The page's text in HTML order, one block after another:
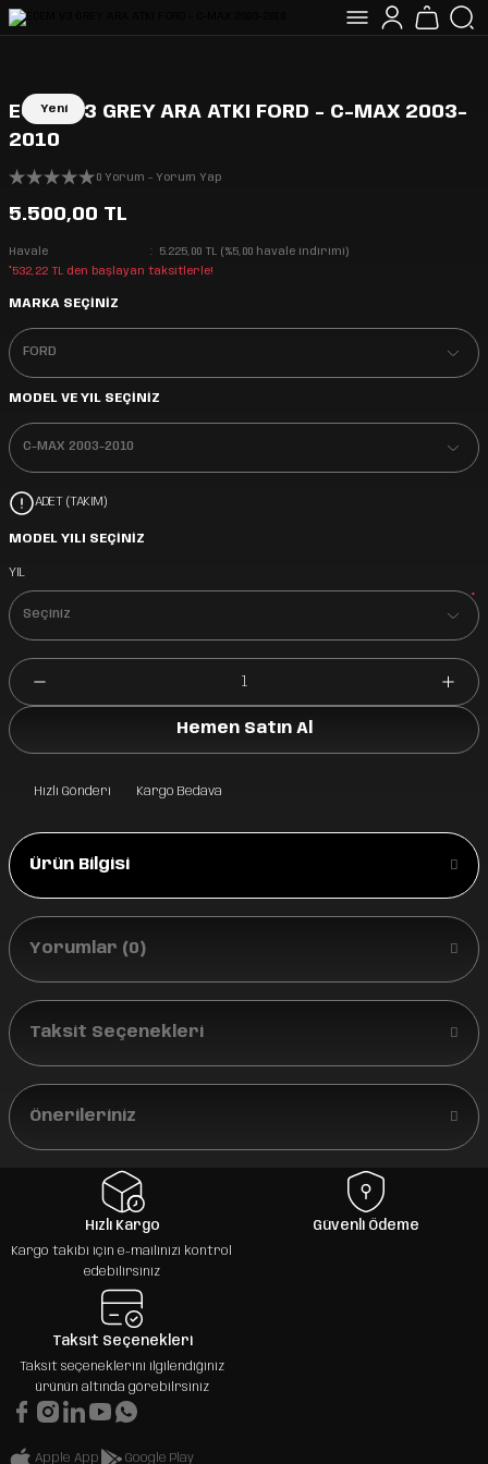
Yeni
ECEM V3 GREY ARA ATKI FORD - C-MAX 2003-
2010
0 Yorum - Yorum Yap
5.500,00 TL
Havale
5.225,00 TL (%5,00 havale indirimi)
*532,22 TL den başlayan taksitlerle!
MARKA SEÇİNİZ
MODEL VE YIL SEÇİNİZ
ADET (TAKIM)
MODEL YILI SEÇİNİZ
YIL
*
Hemen Satın Al
Hızlı Gönderi Kargo Bedava
Ürün Bilgisi
Yorumlar (0)
Taksit Seçenekleri
Önerileriniz
Hızlı Kargo
Kargo takibi için e-mailinizi kontrol
edebilirsiniz
Güvenli Ödeme
Taksit Seçenekleri
Taksit seçeneklerini ilgilendiğiniz
ürünün altında görebilrsiniz
Apple App Google Play